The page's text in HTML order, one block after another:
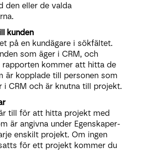
den eller de valda
kunden
på en kundägare i sökfältet.
som äger i CRM, och
rapporten kommer att hitta de
är kopplade till personen som
i CRM och är knutna till projekt.
till för att hitta projekt med
är angivna under Egenskaper-
enskilt projekt. Om ingen
för ett projekt kommer du